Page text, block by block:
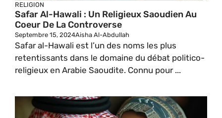
RELIGION
Safar Al-Hawali : Un Religieux Saoudien Au
Coeur De La Controverse
Septembre 15, 2024Aisha Al-Abdullah
Safar al-Hawali est l’un des noms les plus
retentissants dans le domaine du débat politico-
religieux en Arabie Saoudite. Connu pour ...